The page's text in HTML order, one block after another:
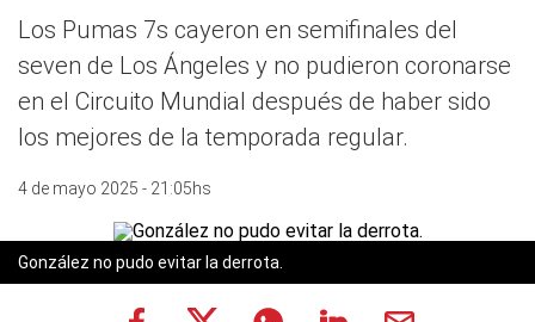
Los Pumas 7s cayeron en semifinales del
seven de Los Ángeles y no pudieron coronarse
en el Circuito Mundial después de haber sido
los mejores de la temporada regular.
4 de mayo 2025 - 21:05hs
González no pudo evitar la derrota.